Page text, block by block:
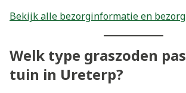
Bekijk alle bezorginformatie en
Welk type graszoden
tuin in Ureterp?